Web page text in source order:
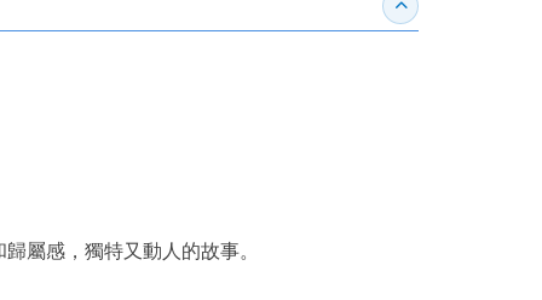
收合內容簡介
屬感，獨特又動人的故事。